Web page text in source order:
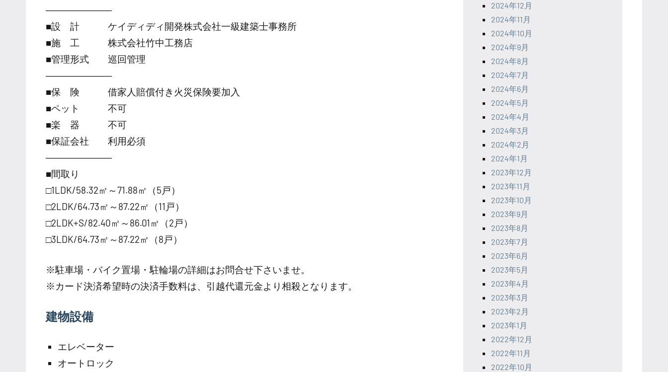
―――――――
■設 計 ケイディディ開発株式会社一級建築士事務所
■施 工 株式会社竹中工務店
■管理形式 巡回管理
―――――――
■保 険 借家人賠償付き火災保険要加入
■ペット 不可
■楽 器 不可
■保証会社 利用必須
―――――――
■間取り
□1LDK/58.32㎡～71.88㎡（5戸）
□2LDK/64.73㎡～87.22㎡（11戸）
□2LDK+S/82.40㎡～86.01㎡（2戸）
□3LDK/64.73㎡～87.22㎡（8戸）
※駐車場・バイク置場・駐輪場の詳細はお問合せ下さいませ。
※カード決済希望時の決済手数料は、引越代還元金より相殺となります。
建物設備
エレベーター
オートロック
2024年12月
2024年11月
2024年10月
2024年9月
2024年8月
2024年7月
2024年6月
2024年5月
2024年4月
2024年3月
2024年2月
2024年1月
2023年12月
2023年11月
2023年10月
2023年9月
2023年8月
2023年7月
2023年6月
2023年5月
2023年4月
2023年3月
2023年2月
2023年1月
2022年12月
2022年11月
2022年10月